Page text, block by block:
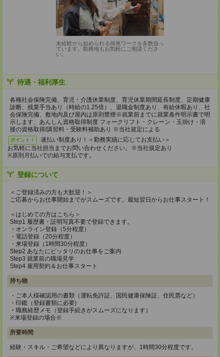
未経験から始められる簡単ワークを多数扱っ
ています。勤務地もお気軽にご相談くださ
い。
待遇・福利厚生
各種社会保険完備、育児・介護休業制度、育児休業期間延長制度、定期健康
診断、残業手当あり（時給の1.25倍）、退職金制度あり、有給休暇あり、社
会保険完備、敷地内及び屋内は原則禁煙※就業前までに就業条件明示書で明
示します、あんしん資格取得制度 フォークリフト・クレーン・玉掛け・溶
接の資格取得/講習料・受験料補助あり ※当社規定による
ポイント！
速払い制度あり！＜勤務実績に応じてお支払い＞
お気軽に当社担当までお問い合わせください。※当社規定あり
※原則月払いでの給与支払です。
登録について
＜ご登録済みの方も大歓迎！＞
ご応募からお仕事開始までがスムーズです。最短翌日からお仕事スタート！
＜はじめての方はこちら＞
Step1 履歴書・証明写真不要で登録できます。
・オンライン登録（5分程度）
・電話登録（20分程度）
・来場登録（1時間30分程度）
Step2 あなたにピッタリのお仕事をご案内
Step3 就業前の職場見学
Step4 雇用契約＆お仕事スタート
持ち物
・ご本人様確認用の書類（運転免許証、国民健康保険証、住民票など）
・印鑑（登録書類に必要)
・職務経歴メモ（登録手続きがスムーズになります）
※来場登録の場合※
所要時間
経験・スキル・ご希望などにより異なりますが、1時間30分程度です。